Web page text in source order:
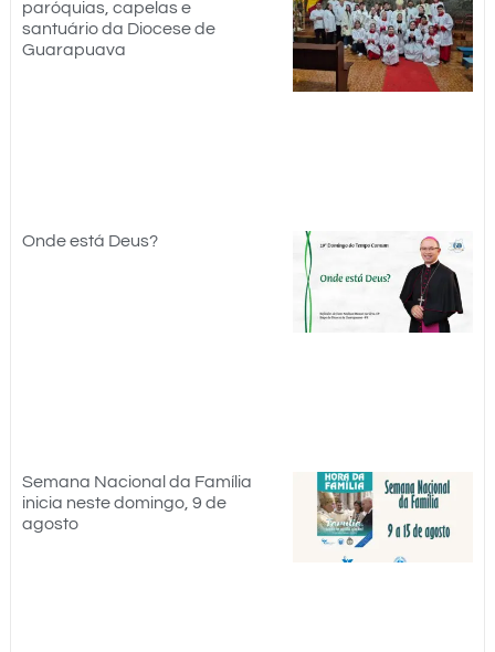
paróquias, capelas e
santuário da Diocese de
Guarapuava
Onde está Deus?
Semana Nacional da Família
inicia neste domingo, 9 de
agosto